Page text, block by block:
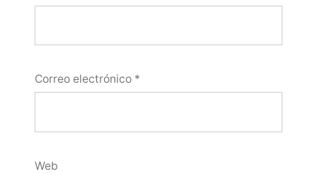
Correo electrónico *
Web